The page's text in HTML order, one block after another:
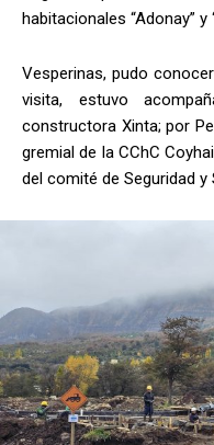
habitacionales “Adonay”
Vesperinas, pudo
visita, estuvo
constructora Xinta; por
gremial de la CChC
del comité de Seguridad y